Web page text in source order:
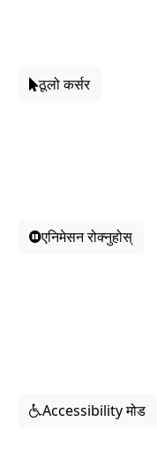
ठूलो कर्सर
एनिमेसन रोक्नुहोस्
Accessibility मोड